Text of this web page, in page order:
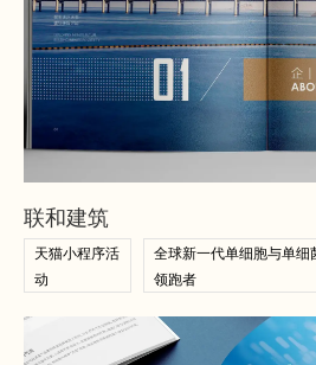
查看案例
查看案例
联和建筑
天猫小程序活
动
全球新一代单细胞与单细
领跑者